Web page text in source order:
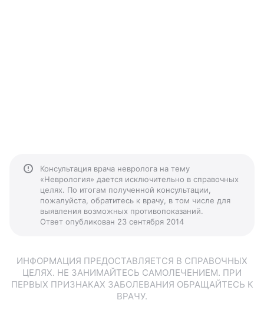
Консультация врача невролога на тему
«Неврология» дается исключительно в справочных
целях. По итогам полученной консультации,
пожалуйста, обратитесь к врачу, в том числе для
выявления возможных противопоказаний.
Ответ опубликован 23 сентября 2014
ИНФОРМАЦИЯ ПРЕДОСТАВЛЯЕТСЯ В СПРАВОЧНЫХ
ЦЕЛЯХ. НЕ ЗАНИМАЙТЕСЬ САМОЛЕЧЕНИЕМ. ПРИ
ПЕРВЫХ ПРИЗНАКАХ ЗАБОЛЕВАНИЯ ОБРАЩАЙТЕСЬ К
ВРАЧУ.